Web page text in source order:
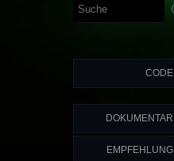
CODE
DOKUMENTAR
EMPFEHLUNG